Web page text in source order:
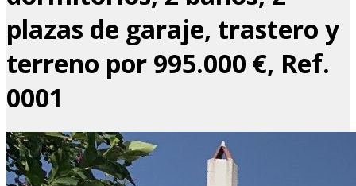
plazas de garaje, trastero y
terreno por 995.000 €, Ref.
0001